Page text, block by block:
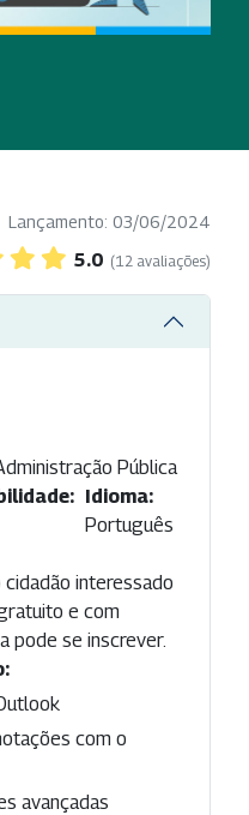
Lançamento: 03/06/2024
5.0 (12 avaliações)
Pública
Idioma:
Português
interessado
e com
pode se inscrever.
com o
avançadas